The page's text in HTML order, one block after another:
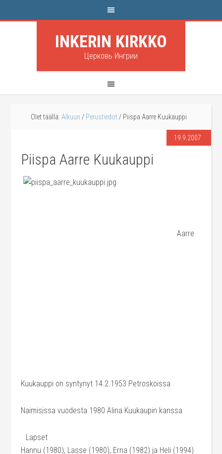
INKERIN KIRKKO
Церковь Ингрии
Olet täällä: Alkuun / Perustiedot / Piispa Aarre Kuukauppi
19.9.2007
Piispa Aarre Kuukauppi
Aarre
Kuukauppi on syntynyt 14.2.1953 Petroskoissa
Naimisissa vuodesta 1980 Alina Kuukaupin kanssa
Lapset
Hannu (1980), Lasse (1980), Erna (1982) ja Heli (1994)